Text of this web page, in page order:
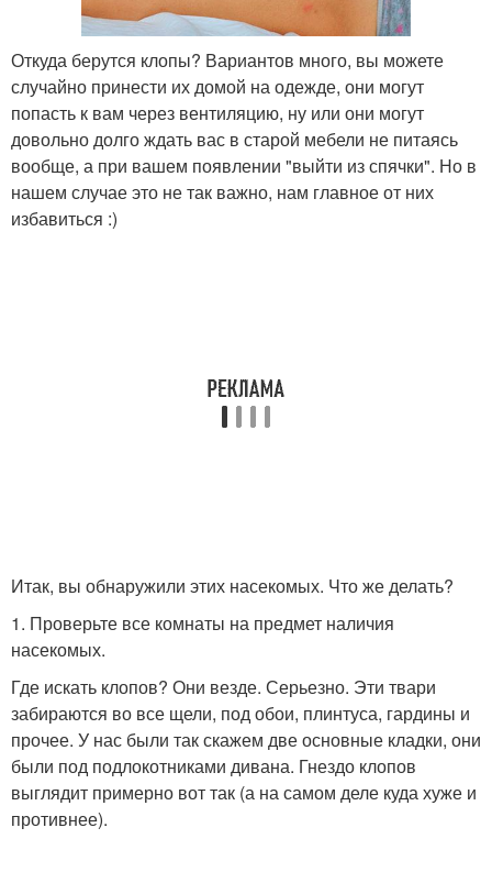
Откуда берутся клопы? Вариантов много, вы можете
случайно принести их домой на одежде, они могут
попасть к вам через вентиляцию, ну или они могут
довольно долго ждать вас в старой мебели не питаясь
вообще, а при вашем появлении "выйти из спячки". Но в
нашем случае это не так важно, нам главное от них
избавиться :)
Итак, вы обнаружили этих насекомых. Что же делать?
1. Проверьте все комнаты на предмет наличия
насекомых.
Где искать клопов? Они везде. Серьезно. Эти твари
забираются во все щели, под обои, плинтуса, гардины и
прочее. У нас были так скажем две основные кладки, они
были под подлокотниками дивана. Гнездо клопов
выглядит примерно вот так (а на самом деле куда хуже и
противнее).